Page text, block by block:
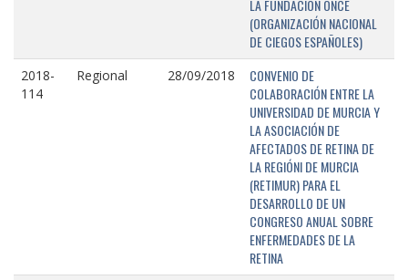
LA FUNDACIÓN ONCE
(ORGANIZACIÓN NACIONAL
DE CIEGOS ESPAÑOLES)
2018-
114
Regional 28/09/2018
CONVENIO DE
COLABORACIÓN ENTRE LA
UNIVERSIDAD DE MURCIA Y
LA ASOCIACIÓN DE
AFECTADOS DE RETINA DE
LA REGIÓNI DE MURCIA
(RETIMUR) PARA EL
DESARROLLO DE UN
CONGRESO ANUAL SOBRE
ENFERMEDADES DE LA
RETINA